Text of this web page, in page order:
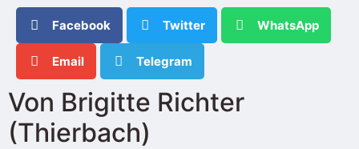
Facebook Twitter WhatsApp
Email Telegram
Von Brigitte Richter
(Thierbach)